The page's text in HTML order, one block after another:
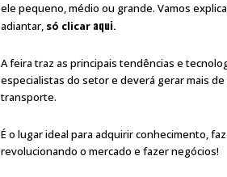
ele pequeno, médio ou grande. Vamos
adiantar, só clicar aqui.
A feira traz as principais tendências e
especialistas do setor e deverá gerar mais
transporte.
É o lugar ideal para adquirir conhecimento,
revolucionando o mercado e fazer negócios!